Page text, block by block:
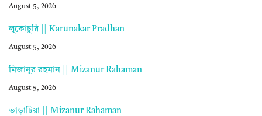
August 5, 2026
লুকোচুরি || Karunakar Pradhan
August 5, 2026
মিজানুর রহমান || Mizanur Rahaman
August 5, 2026
ভাড়াটিয়া || Mizanur Rahaman